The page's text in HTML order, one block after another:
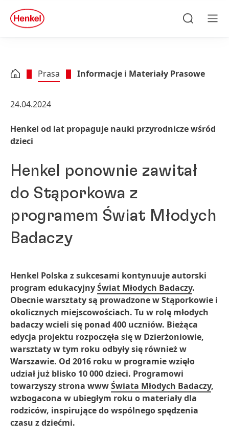
Skip to footer
quick
search
Prasa Informacje i Materiały Prasowe
24.04.2024
Henkel od lat propaguje nauki przyrodnicze wśród
dzieci
Henkel ponownie zawitał
do Stąporkowa z
programem Świat Młodych
Badaczy
Henkel Polska z sukcesami kontynuuje autorski
program edukacyjnyŚwiat Młodych Badaczy.
Obecnie warsztaty są prowadzone w Stąporkowie i
okolicznych miejscowościach. Tu w rolę młodych
badaczy wcieli się ponad 400 uczniów. Bieżąca
edycja projektu rozpoczęła się w Dzierżoniowie,
warsztaty w tym roku odbyły się również w
Warszawie. Od 2016 roku w programie wzięło
udział już blisko 10 000 dzieci. Programowi
towarzyszy strona wwwŚwiata Młodych Badaczy,
wzbogacona w ubiegłym roku o materiały dla
rodziców, inspirujące do wspólnego spędzenia
czasu z dziećmi.